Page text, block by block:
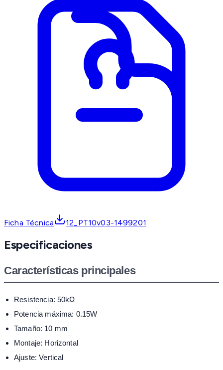
Ficha Técnica 12_PT10v03-1499201
Especificaciones
Características principales
Resistencia: 50kΩ
Potencia máxima: 0.15W
Tamaño: 10 mm
Montaje: Horizontal
Ajuste: Vertical